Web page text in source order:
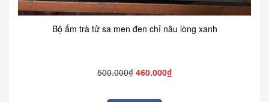
Bộ ấm trà tử sa men đen chỉ nâu lòng xanh
500.000₫ 460.000₫